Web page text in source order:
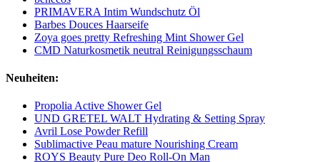
PRIMAVERA Intim Wundschutz Öl
Barbes Douces Haarseife
Zoya goes pretty Refreshing Mint Shower Gel
CMD Naturkosmetik neutral Reinigungsschaum
Neuheiten:
Propolia Active Shower Gel
UND GRETEL WALT Hydrating & Setting Spray
Avril Lose Powder Refill
Sublimactive Peau mature Nourishing Cream
ROYS Beauty Pure Deo Roll-On Man